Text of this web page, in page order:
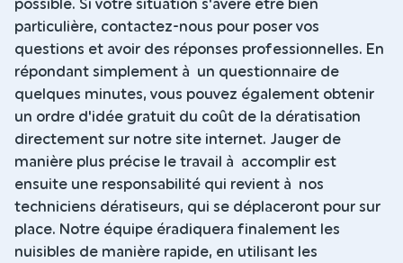
possible. Si votre situation s'avère être bien
particulière, contactez-nous pour poser vos
questions et avoir des réponses professionnelles. En
répondant simplement à un questionnaire de
quelques minutes, vous pouvez également obtenir
un ordre d'idée gratuit du coût de la dératisation
directement sur notre site internet. Jauger de
manière plus précise le travail à accomplir est
ensuite une responsabilité qui revient à nos
techniciens dératiseurs, qui se déplaceront pour sur
place. Notre équipe éradiquera finalement les
nuisibles de manière rapide, en utilisant les